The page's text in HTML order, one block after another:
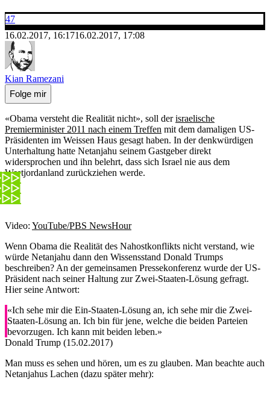
47
16.02.2017, 16:1716.02.2017, 17:08
Kian Ramezani
Folge mir
«Obama versteht die Realität nicht», soll derisraelische
Premierminister 2011 nach einem Treffen mit dem damaligen US-
Präsidenten im Weissen Haus gesagt haben. In der denkwürdigen
Unterhaltung hatte Netanjahu seinem Gastgeber direkt
widersprochen und ihn belehrt, dass sich Israel nie aus dem
Westjordanland zurückziehen werde.
Video: YouTube/PBS NewsHour
Wenn Obama die Realität des Nahostkonflikts nicht verstand, wie
würde Netanjahu dann den Wissensstand Donald Trumps
beschreiben? An der gemeinsamen Pressekonferenz wurde der US-
Präsident nach seiner Haltung zur Zwei-Staaten-Lösung gefragt.
Hier seine Antwort:
«Ich sehe mir die Ein-Staaten-Lösung an, ich sehe mir die Zwei-
Staaten-Lösung an. Ich bin für jene, welche die beiden Parteien
bevorzugen. Ich kann mit beiden leben.»
Donald Trump (15.02.2017)
Man muss es sehen und hören, um es zu glauben. Man beachte auch
Netanjahus Lachen (dazu später mehr):